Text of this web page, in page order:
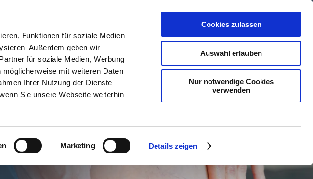
Funktionen für soziale Medien
Außerdem geben wir
für soziale Medien, Werbung
mit weiteren Daten
Ihrer Nutzung der Dienste
Sie unsere Webseite weiterhin
Marketing Details zeigen
Cookies zulassen
Auswahl erlauben
Nur notwendige Cookies
verwenden
Laserbehandlungen Weitere Behandlungen Über uns